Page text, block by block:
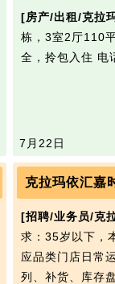
[房产/出租/克拉
栋，3室2厅110
全，拎包入住 电
7月22日
克拉玛依汇嘉
[招聘/业务员/克
求：35岁以下，
应品类门店日常
列、补货、库存